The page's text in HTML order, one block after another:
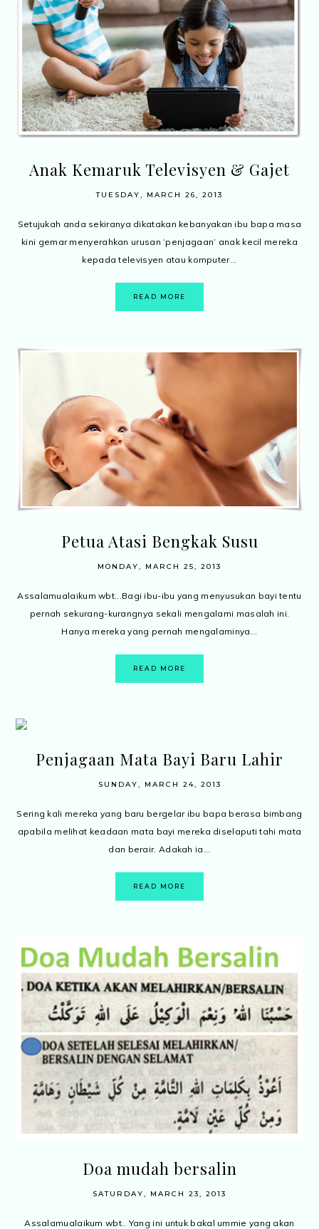
Anak Kemaruk Televisyen & Gajet
TUESDAY, MARCH 26, 2013
Setujukah anda sekiranya dikatakan kebanyakan ibu bapa masa
kini gemar menyerahkan urusan ‘penjagaan’ anak kecil mereka
kepada televisyen atau komputer...
READ MORE
Petua Atasi Bengkak Susu
MONDAY, MARCH 25, 2013
Assalamualaikum wbt...Bagi ibu-ibu yang menyusukan bayi tentu
pernah sekurang-kurangnya sekali mengalami masalah ini.
Hanya mereka yang pernah mengalaminya...
READ MORE
Penjagaan Mata Bayi Baru Lahir
SUNDAY, MARCH 24, 2013
Sering kali mereka yang baru bergelar ibu bapa berasa bimbang
apabila melihat keadaan mata bayi mereka diselaputi tahi mata
dan berair. Adakah ia...
READ MORE
Doa mudah bersalin
SATURDAY, MARCH 23, 2013
Assalamualaikum wbt.. Yang ini untuk bakal ummie yang akan